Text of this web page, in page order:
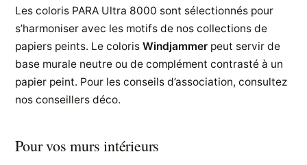
Les coloris PARA Ultra 8000 sont sélectionnés pour
s’harmoniser avec les motifs de nos collections de
papiers peints. Le colorisWindjammer peut servir de
base murale neutre ou de complément contrasté à un
papier peint. Pour les conseils d’association, consultez
nos conseillers déco.
Pour vos murs intérieurs